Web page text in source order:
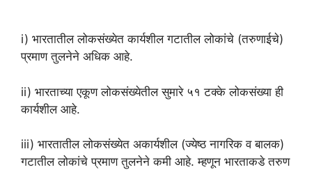
i) भारतातील लोकसंख्येत कार्यशील गटातील लोकांचे (तरुणाईचे)
प्रमाण तुलनेने अधिक आहे.
ii) भारताच्या एकूण लोकसंख्येतील सुमारे ५१ टक्के लोकसंख्या ही
कार्यशील आहे.
iii) भारतातील लोकसंख्येत अकार्यशील (ज्येष्ठ नागरिक व बालक)
गटातील लोकांचे प्रमाण तुलनेने कमी आहे. म्हणून भारताकडे तरुण